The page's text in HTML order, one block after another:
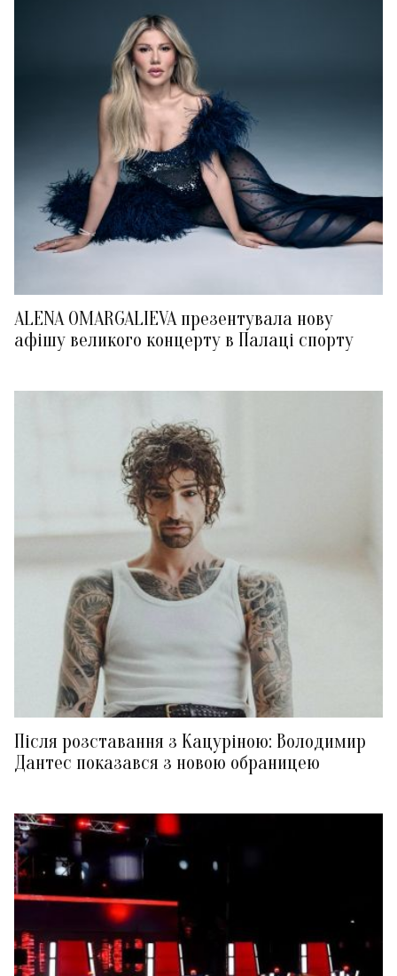
ALENA OMARGALIEVA презентувала нову
афішу великого концерту в Палаці спорту
Після розставання з Кацуріною: Володимир
Дантес показався з новою обраницею